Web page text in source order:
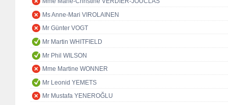
Ms Anne-Mari VIROLAINEN
Mr Günter VOGT
Mr Martin WHITFIELD
Mr Phil WILSON
Mme Martine WONNER
Mr Leonid YEMETS
Mr Mustafa YENEROĞLU